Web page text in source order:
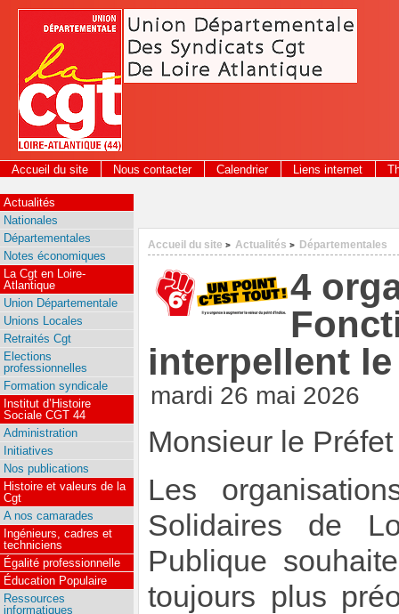
Panneau de gestion des cookies
Accueil du site Nous contacter Calendrier Liens internet
Accueil du site > Actualités > Départementales
4
interpellent
mardi 26 mai 2026
Monsieur le
Les
Solidaires de
Publique
toujours plus
Actualités
Nationales
Départementales
Notes économiques
La Cgt en Loire-
Atlantique
Union Départementale
Unions Locales
Retraités Cgt
Elections
professionnelles
Formation syndicale
Institut d’Histoire
Sociale CGT 44
Administration
Initiatives
Nos publications
Histoire et valeurs de la
Cgt
A nos camarades
Ingénieurs, cadres et
techniciens
Égalité professionnelle
Éducation Populaire
Ressources
informatiques